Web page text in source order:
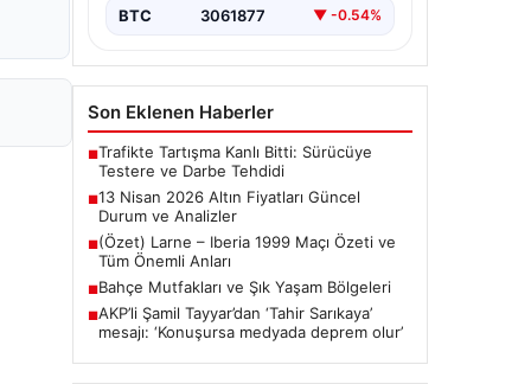
BTC 3061877 ▼ -0.54%
Son Eklenen Haberler
■Trafikte Tartışma Kanlı Bitti: Sürücüye
Testere ve Darbe Tehdidi
■13 Nisan 2026 Altın Fiyatları Güncel
Durum ve Analizler
■(Özet) Larne – Iberia 1999 Maçı Özeti ve
Tüm Önemli Anları
■Bahçe Mutfakları ve Şık Yaşam Bölgeleri
■AKP’li Şamil Tayyar’dan ‘Tahir Sarıkaya’
mesajı: ‘Konuşursa medyada deprem olur’